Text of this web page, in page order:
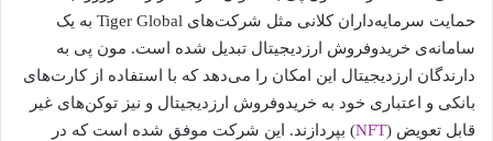
حمایت سرمایه‌داران کلانی مثل شرکت‌های Tiger Global به یک
سامانه‌ی خریدوفروش ارزدیجیتال تبدیل شده است. مون پی به
دارندگان ارزدیجیتال این امکان را می‌دهد که با استفاده از کارت‌های
بانکی و اعتباری خود به خریدوفروش ارزدیجیتال و نیز توکن‌های غیر
قابل تعویض (NFT) بپردازند. این شرکت موفق شده است که در